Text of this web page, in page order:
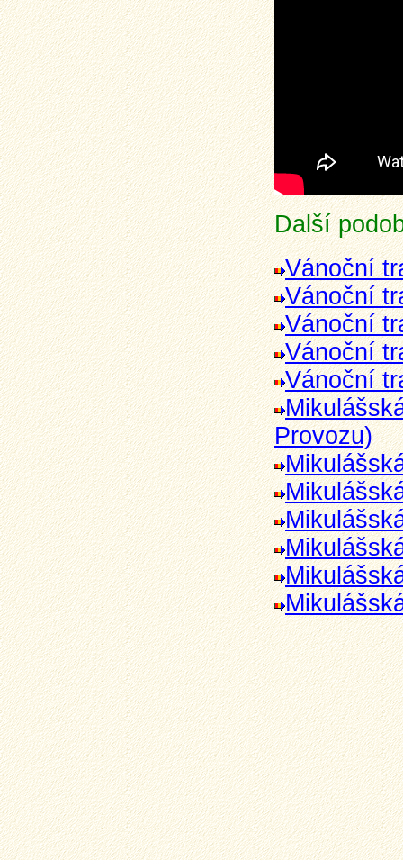
Další
Vánoční
Vánoční
Vánoční
Vánoční
Vánoční
Provozu)